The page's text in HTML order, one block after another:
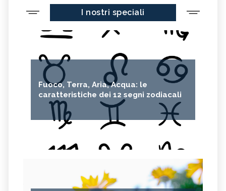
I nostri speciali
Fuoco, Terra, Aria, Acqua: le
caratteristiche dei 12 segni zodiacali